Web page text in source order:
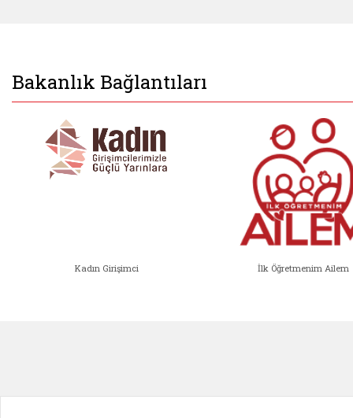
Bakanlık Bağlantıları
Kadın Girişimci İlk Öğretmenim Ailem